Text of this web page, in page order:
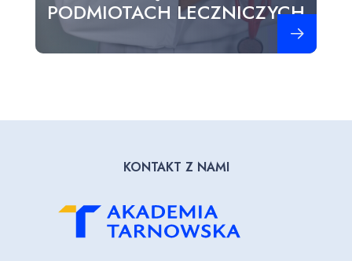
PODMIOTACH LECZNICZYCH
KONTAKT Z NAMI